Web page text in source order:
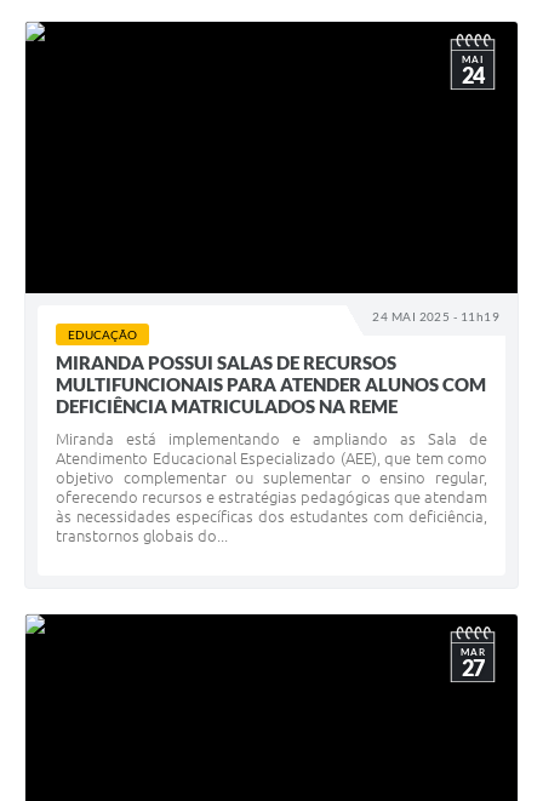
24 MAI 2025 - 11h19
MAI
24
EDUCAÇÃO
MIRANDA POSSUI SALAS DE RECURSOS
MULTIFUNCIONAIS PARA ATENDER ALUNOS COM
DEFICIÊNCIA MATRICULADOS NA REME
Miranda está implementando e ampliando as Sala de
Atendimento Educacional Especializado (AEE), que tem como
objetivo complementar ou suplementar o ensino regular,
oferecendo recursos e estratégias pedagógicas que atendam
às necessidades específicas dos estudantes com deficiência,
transtornos globais do...
MAR
27